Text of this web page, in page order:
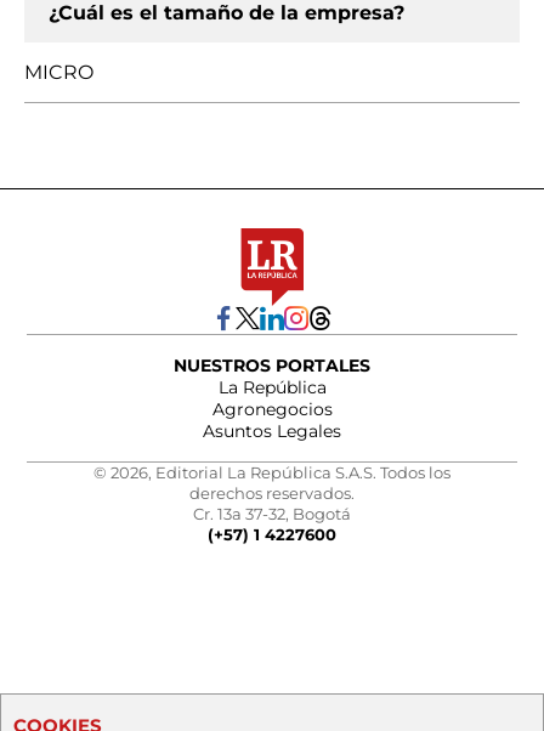
¿Cuál es el tamaño de la empresa?
MICRO
NUESTROS PORTALES
La República
Agronegocios
Asuntos Legales
© 2026, Editorial La República S.A.S. Todos los
derechos reservados.
Cr. 13a 37-32, Bogotá
(+57) 1 4227600
COOKIES